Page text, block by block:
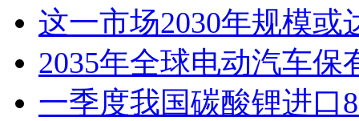
这一市场2030年规模或
2035年全球电动汽车保
一季度我国碳酸锂进口